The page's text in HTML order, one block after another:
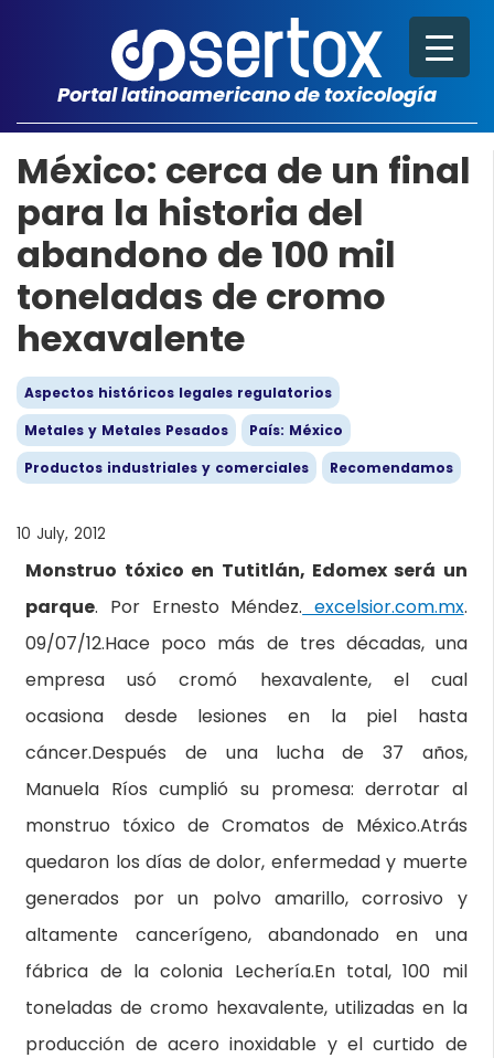
Portal latinoamericano de toxicología
México: cerca de un final
para la historia del
abandono de 100 mil
toneladas de cromo
hexavalente
Aspectos históricos legales regulatorios
Metales y Metales Pesados
País: México
Productos industriales y comerciales
Recomendamos
10 July, 2012
Monstruo tóxico en Tutitlán, Edomex será un
parque. Por Ernesto Méndez. excelsior.com.mx.
09/07/12.Hace poco más de tres décadas, una
empresa usó cromó hexavalente, el cual
ocasiona desde lesiones en la piel hasta
cáncer.Después de una lucha de 37 años,
Manuela Ríos cumplió su promesa: derrotar al
monstruo tóxico de Cromatos de México.Atrás
quedaron los días de dolor, enfermedad y muerte
generados por un polvo amarillo, corrosivo y
altamente cancerígeno, abandonado en una
fábrica de la colonia Lechería.En total, 100 mil
toneladas de cromo hexavalente, utilizadas en la
producción de acero inoxidable y el curtido de